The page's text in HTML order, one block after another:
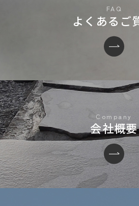
よくあるご
会社概要